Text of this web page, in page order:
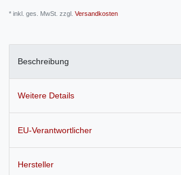
* inkl. ges. MwSt. zzgl. Versandkosten
Beschreibung
Weitere Details
EU-Verantwortlicher
Hersteller